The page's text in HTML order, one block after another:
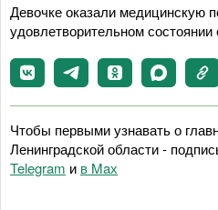
Девочке оказали медицинскую
удовлетворительном
Чтобы первыми узнавать о
Ленинградской области -
Telegram и в Maх